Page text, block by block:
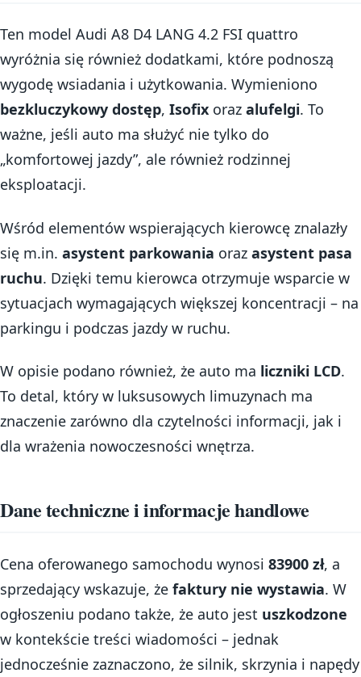
Ten model Audi A8 D4 LANG 4.2 FSI quattro
wyróżnia się również dodatkami, które podnoszą
wygodę wsiadania i użytkowania. Wymieniono
bezkluczykowy dostęp, Isofix oraz alufelgi. To
ważne, jeśli auto ma służyć nie tylko do
„komfortowej jazdy”, ale również rodzinnej
eksploatacji.
Wśród elementów wspierających kierowcę znalazły
się m.in. asystent parkowania oraz asystent pasa
ruchu. Dzięki temu kierowca otrzymuje wsparcie w
sytuacjach wymagających większej koncentracji – na
parkingu i podczas jazdy w ruchu.
W opisie podano również, że auto ma liczniki LCD.
To detal, który w luksusowych limuzynach ma
znaczenie zarówno dla czytelności informacji, jak i
dla wrażenia nowoczesności wnętrza.
Dane techniczne i informacje handlowe
Cena oferowanego samochodu wynosi 83900 zł, a
sprzedający wskazuje, że faktury nie wystawia. W
ogłoszeniu podano także, że auto jest uszkodzone
w kontekście treści wiadomości – jednak
jednocześnie zaznaczono, że silnik, skrzynia i napędy